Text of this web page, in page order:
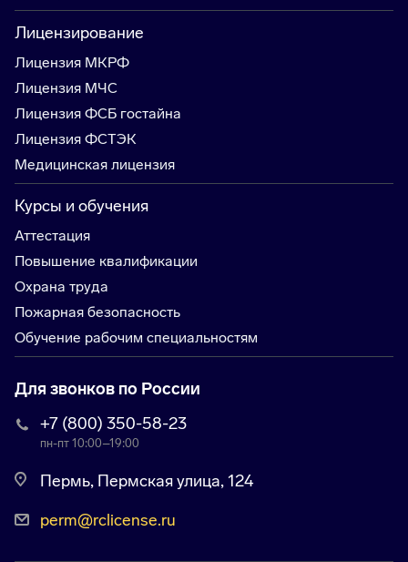
Лицензирование
Лицензия МКРФ
Лицензия МЧС
Лицензия ФСБ гостайна
Лицензия ФСТЭК
Медицинская лицензия
Курсы и обучения
Аттестация
Повышение квалификации
Охрана труда
Пожарная безопасность
Обучение рабочим специальностям
Для звонков по России
+7 (800) 350-58-23
пн-пт 10:00–19:00
Пермь, Пермская улица, 124
perm@rclicense.ru